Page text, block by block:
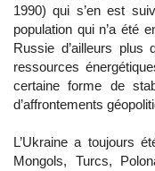
1990) qui s’en est
population qui n’a été
Russie d’ailleurs plus
ressources
certaine forme de
d’affrontements
L’Ukraine a toujours
Mongols, Turcs,